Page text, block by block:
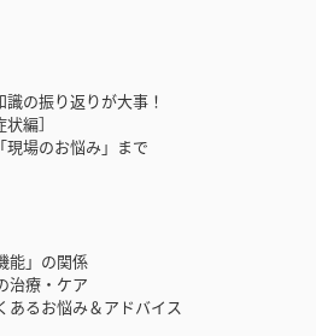
の振り返りが大事！
編］
現場のお悩み」まで
能」の関係
治療・ケア
あるお悩み＆アドバイス